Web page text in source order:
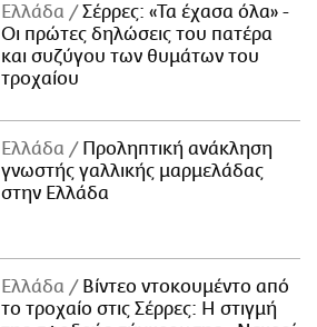
Ελλάδα
Σέρρες: «Τα έχασα όλα» -
Οι πρώτες δηλώσεις του πατέρα
και συζύγου των θυμάτων του
τροχαίου
Ελλάδα
Προληπτική ανάκληση
γνωστής γαλλικής μαρμελάδας
στην Ελλάδα
Ελλάδα
Βίντεο ντοκουμέντο από
το τροχαίο στις Σέρρες: Η στιγμή